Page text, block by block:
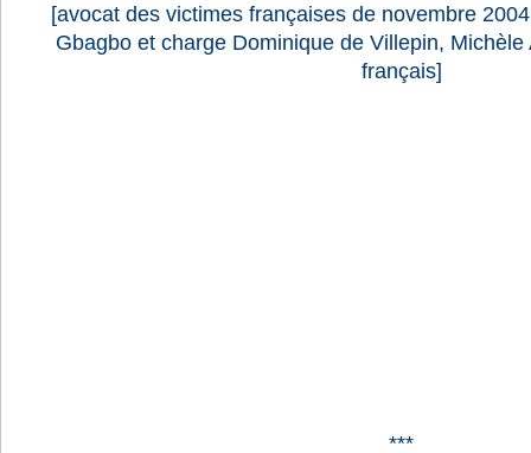
[avocat des victimes françaises de novembre
Gbagbo et charge Dominique de Villepin,
français]
***